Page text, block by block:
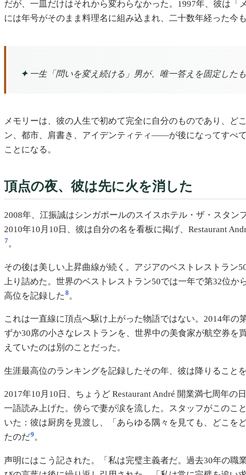
だが、一皿だけはそれから変わらなかった。1997年、彼は
には年号がそのまま料理名に組み込まれ、二十数年経った今
✦一生「問いを変え続ける」男が、唯一答えを固定した
メモリーは、彼の人生で初めて完全に自分のものであり、
ン、都市、肩書き、アイデンティティ——が後になってすべ
ことになる。
頂点の夜、彼は先に火を消した
2008年、江振誠はシンガポールのスイスホテル・ザ・スタン
2010年10月10日、彼は自分の名を看板に掲げ、Restaurant
7。
その後は美しい上昇曲線が続く。アジアのベストレストラン
上り詰めた。世界のベストレストラン50では一年で第32位
高位を記録した 8 。
これは一直線に頂点へ駆け上がった物語ではない。2014年
ずか30席の小さなレストランを、世界中の美食家が航空券
えていたのは別のことだった。
生涯最高位のランキングを記録したその年、彼は降りることを
2017年10月10日、ちょうど Restaurant André 開業満七周年
一語読み上げた。傍らで妻が涙を流した。スタッフがこのこ
いた：彼は厨房を見渡し、「あらゆる隅々を見ても、どこを
たのだ9。
声明にはこう記された。「私は完璧主義者だ。過去30年の